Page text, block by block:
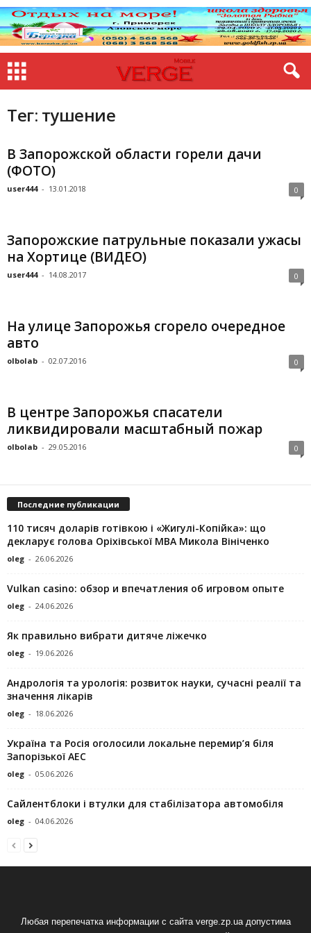
Тег: тушение
В Запорожской области горели дачи
(ФОТО)
user444 - 13.01.2018 0
Запорожские патрульные показали ужасы
на Хортице (ВИДЕО)
user444 - 14.08.2017 0
На улице Запорожья сгорело очередное
авто
olbolab - 02.07.2016 0
В центре Запорожья спасатели
ликвидировали масштабный пожар
olbolab - 29.05.2016 0
Последние публикации
110 тисяч доларів готівкою і «Жигулі-Копійка»: що
декларує голова Оріхівської МВА Микола Вініченко
oleg - 26.06.2026
Vulkan casino: обзор и впечатления об игровом опыте
oleg - 24.06.2026
Як правильно вибрати дитяче ліжечко
oleg - 19.06.2026
Андрологія та урологія: розвиток науки, сучасні реалії та
значення лікарів
oleg - 18.06.2026
Україна та Росія оголосили локальне перемир’я біля
Запорізької АЕС
oleg - 05.06.2026
Сайлентблоки і втулки для стабілізатора автомобіля
oleg - 04.06.2026
Любая перепечатка информации с сайта verge.zp.ua допустима